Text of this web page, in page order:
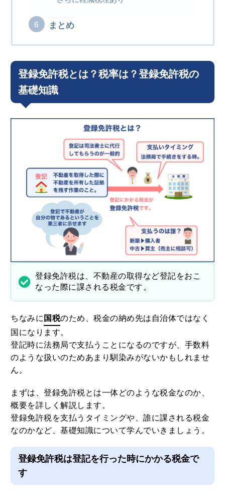
まとめ
登録免許税とは？税率は？登録免許税の
基礎知識
登録免許税は、不動産の取得など登記をおこ
なった際に課される税金です。
ちなみに 国税のため、税金の納め先は自治体ではなく
国になります。
登記時に法務局で支払うことになるのですが、手数料
のような扱いのためあまり馴染みがないかもしれませ
ん。
まずは、登録免許税とは一体どのような税金なのか、
概要を詳しく解説します。
登録免許税を支払うタイミングや、誰に課される税金
なのかなど、基礎知識について学んでいきましょう。
登録免許税は登記を行った時にかかる税金で
す